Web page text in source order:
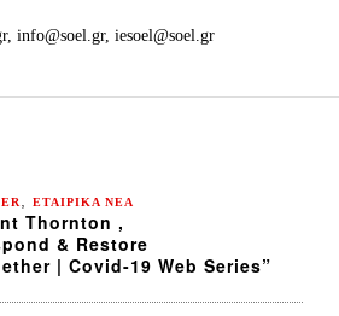
info@soel.gr, iesoel@soel.gr
ΕΤΑΙΡΙΚΑ ΝΕΑ
Thornton ,
& Restore
| Covid-19 Web Series”